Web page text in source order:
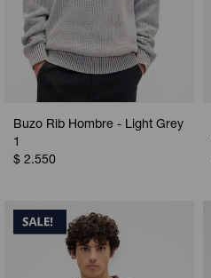
Buzo Rib Hombre - Light Grey
1
$ 2.550